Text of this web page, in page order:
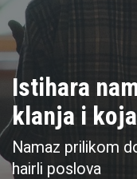
Istihara
klanja i
Namaz prilikom
hairli poslova